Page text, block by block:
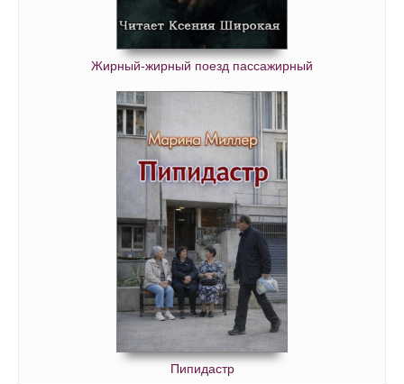
Жирный-жирный поезд пассажирный
Пипидастр